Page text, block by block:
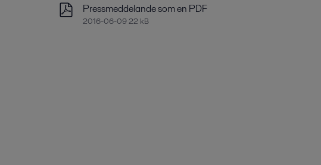
Pressmeddelande som en PDF
2016-06-09 22 kB